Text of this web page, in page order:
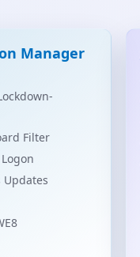
Manager
Filter
Updates